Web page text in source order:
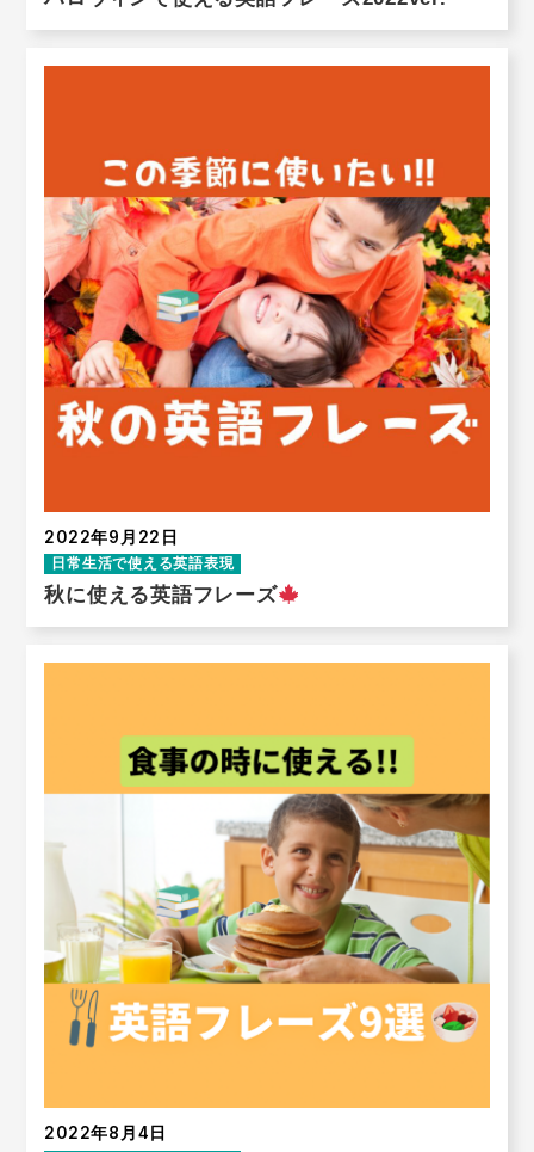
2022年9月22日
日常生活で使える英語表現
秋に使える英語フレーズ
2022年8月4日